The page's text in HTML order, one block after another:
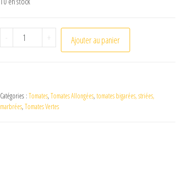
- quantité de Tomate Green Sausage
+ Ajouter au panier
Catégories : Tomates, Tomates Allongées, tomates bigarées, striées,
marbrées, Tomates Vertes